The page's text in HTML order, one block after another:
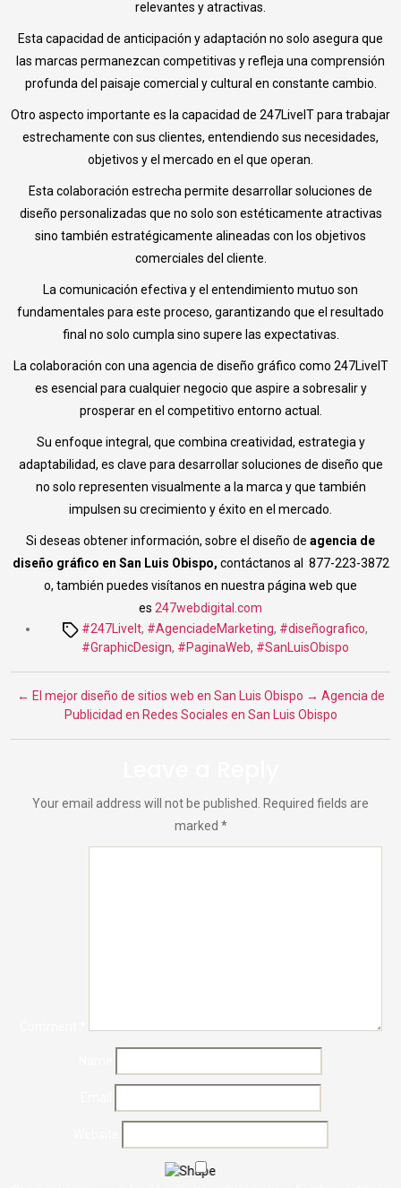
relevantes y atractivas.
Esta capacidad de anticipación y adaptación no solo asegura que
las marcas permanezcan competitivas y refleja una comprensión
profunda del paisaje comercial y cultural en constante cambio.
Otro aspecto importante es la capacidad de 247LiveIT para trabajar
estrechamente con sus clientes, entendiendo sus necesidades,
objetivos y el mercado en el que operan.
Esta colaboración estrecha permite desarrollar soluciones de
diseño personalizadas que no solo son estéticamente atractivas
sino también estratégicamente alineadas con los objetivos
comerciales del cliente.
La comunicación efectiva y el entendimiento mutuo son
fundamentales para este proceso, garantizando que el resultado
final no solo cumpla sino supere las expectativas.
La colaboración con una agencia de diseño gráfico como 247LiveIT
es esencial para cualquier negocio que aspire a sobresalir y
prosperar en el competitivo entorno actual.
Su enfoque integral, que combina creatividad, estrategia y
adaptabilidad, es clave para desarrollar soluciones de diseño que
no solo representen visualmente a la marca y que también
impulsen su crecimiento y éxito en el mercado.
Si deseas obtener información, sobre el diseño de agencia de
diseño gráfico en San Luis Obispo, contáctanos al 877-223-3872
o, también puedes visítanos en nuestra página web que
es 247webdigital.com
Tags#247LiveIt, #AgenciadeMarketing, #diseñografico,
#GraphicDesign, #PaginaWeb, #SanLuisObispo
← El mejor diseño de sitios web en San Luis Obispo → Agencia de
Publicidad en Redes Sociales en San Luis Obispo
Your email address will not be published. Required fields are
marked *